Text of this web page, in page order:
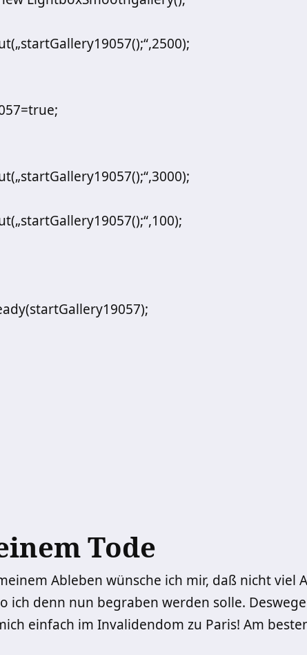
Tode
Ableben wünsche ich mir, daß nicht viel
ich denn nun begraben werden solle.
einfach im Invalidendom zu Paris! Am